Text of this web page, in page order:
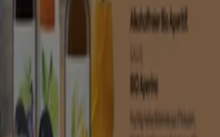
Was wir machen
Business-Lösungen
Nachrichten und Medien
Mit uns arbeiten
Kontakt aufnehmen